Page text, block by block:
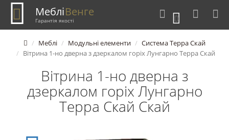
0
МебліВенге
Гарантія якості
Меблі Модульні елементи
Система Терра Скай
Вітрина 1-но дверна з дзеркалом горіх Лунгарно Терра Скай
Вітрина 1-но дверна з
дзеркалом горіх Лунгарно
Терра Скай Скай